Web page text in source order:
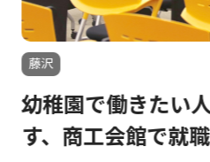
園で働きたい人へ
工会館で就職フェ